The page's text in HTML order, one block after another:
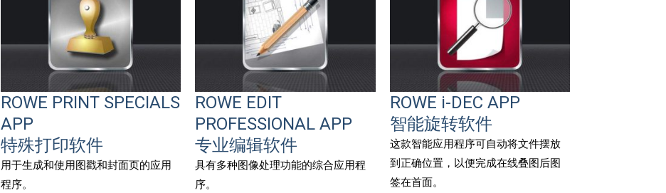
ROWE PRINT SPECIALS
APP
特殊打印软件
用于生成和使用图戳和封面页的应用
程序。
ROWE EDIT
PROFESSIONAL APP
专业编辑软件​
具有多种图像处理功能的综合应用程
序。
ROWE i-DEC APP
智能旋转软件
这款智能应用程序可自动将文件摆放
到正确位置，以便完成在线叠图后图
签在首面。